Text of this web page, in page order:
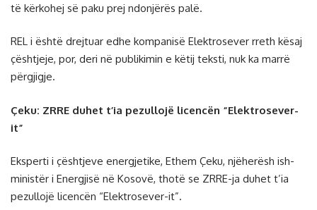
të kërkohej së paku prej ndonjërës palë.
REL i është drejtuar edhe kompanisë Elektrosever rreth kësaj
çështjeje, por, deri në publikimin e këtij teksti, nuk ka marrë
përgjigje.
Çeku: ZRRE duhet t’ia pezullojë licencën “Elektrosever-
it”
Eksperti i çështjeve energjetike, Ethem Çeku, njëherësh ish-
ministër i Energjisë në Kosovë, thotë se ZRRE-ja duhet t’ia
pezullojë licencën “Elektrosever-it”.